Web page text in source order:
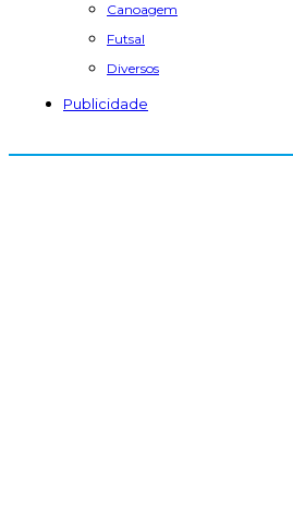
Canoagem
Futsal
Diversos
Publicidade